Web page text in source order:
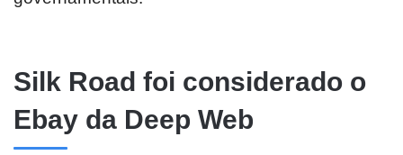
Silk Road foi considerado o
Ebay da Deep Web